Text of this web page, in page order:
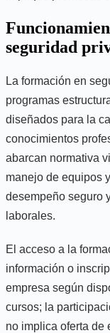
seguridad
La formación en
programas
diseñados para la
conocimientos
abarcan normativa
manejo de equipos
desempeño seguro
laborales.
El acceso a la
información o
empresa según
cursos; la
no implica oferta de